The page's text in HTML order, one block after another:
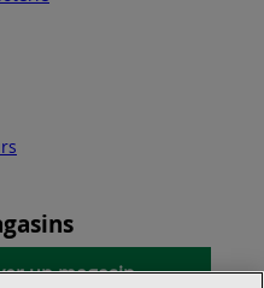
un magasin